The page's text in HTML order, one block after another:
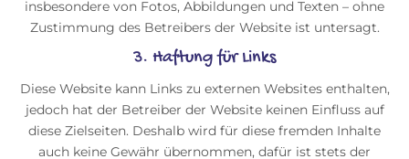
insbesondere von Fotos, Abbildungen und Texten – ohne
Zustimmung des Betreibers der Website ist untersagt.
3. Haftung für Links
Diese Website kann Links zu externen Websites enthalten,
jedoch hat der Betreiber der Website keinen Einfluss auf
diese Zielseiten. Deshalb wird für diese fremden Inhalte
auch keine Gewähr übernommen, dafür ist stets der